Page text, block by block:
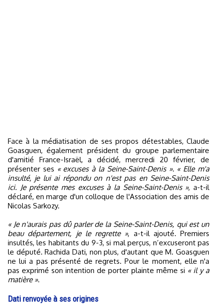
Face à la médiatisation de ses propos détestables, Claude
Goasguen, également président du groupe parlementaire
d'amitié France-Israël, a décidé, mercredi 20 février, de
présenter ses « excuses à la Seine-Saint-Denis ». « Elle m'a
insulté, je lui ai répondu on n'est pas en Seine-Saint-Denis
ici. Je présente mes excuses à la Seine-Saint-Denis », a-t-il
déclaré, en marge d'un colloque de l'Association des amis de
Nicolas Sarkozy.
« Je n'aurais pas dû parler de la Seine-Saint-Denis, qui est un
beau département, je le regrette », a-t-il ajouté. Premiers
insultés, les habitants du 9-3, si mal perçus, n’excuseront pas
le député. Rachida Dati, non plus, d'autant que M. Goasguen
ne lui a pas présenté de regrets. Pour le moment, elle n'a
pas exprimé son intention de porter plainte même si « il y a
matière ».
Dati renvoyée à ses origines